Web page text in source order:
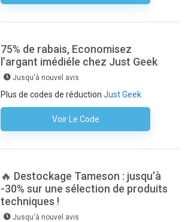
75% de rabais, Economisez
l’argant imédiéle chez Just Geek
Jusqu'à nouvel avis
Plus de codes de réduction Just Geek
Voir Le Code
Aucun Code N'est Nécessaire
🔥 Destockage Tameson : jusqu’à
-30% sur une sélection de produits
techniques !
Jusqu'à nouvel avis